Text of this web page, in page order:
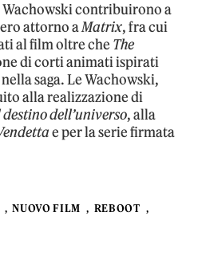
contribuirono a
attorno aMatrix, fra cui
al film oltre che The
di corti animati ispirati
saga. Le Wachowski,
alla realizzazione di
dell’universo, alla
e per la serie firmata
NUOVO FILM
REBOOT